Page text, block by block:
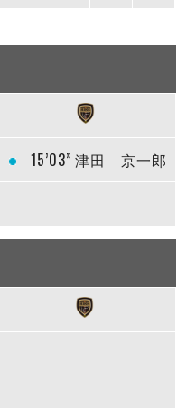
15’03” 津田 京一郎